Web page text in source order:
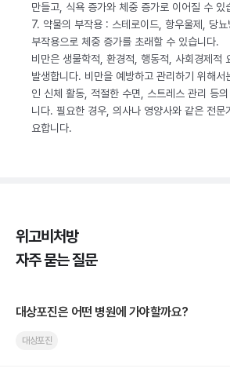
만들고, 식욕 증가와 체중 증가로 이어질 수 있
7. 약물의 부작용 : 스테로이드, 항우울제, 당
부작용으로 체중 증가를 초래할 수 있습니다.
비만은 생물학적, 환경적, 행동적, 사회경제적
발생합니다. 비만을 예방하고 관리하기 위해서
인 신체 활동, 적절한 수면, 스트레스 관리 등
니다. 필요한 경우, 의사나 영양사와 같은 전문
요합니다.
위고비처방
자주 묻는 질문
대상포진은 어떤 병원에 가야할까요?
대상포진